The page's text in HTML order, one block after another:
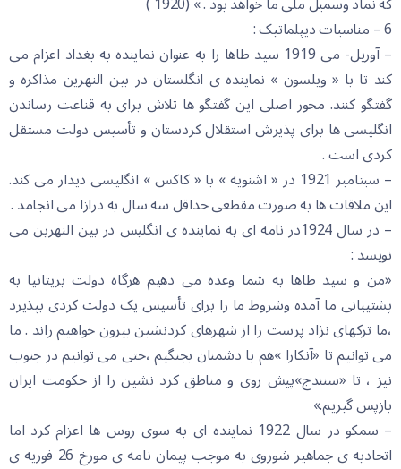
6 – مناسبات دیپلماتیک :
– آوریل- می 1919 سید طاها را به عنوان نماینده به بغداد اعزام می
کند تا با « ویلسون » نماینده ی انگلستان در بین النهرین مذاکره و
گفتگو کنند. محور اصلی این گفتگو ها تلاش برای به قناعت رساندن
انگلیسی ها برای پذیرش استقلال کردستان و تأسیس دولت مستقل
کردی است .
– سبتامبر 1921 در « اشنویه » با « کاکس » انگلیسی دیدار می کند.
این ملاقات ها به صورت مقطعی حداقل سه سال به درازا می انجامد .
– در سال 1924در نامه ای به نماینده ی انگلیس در بین النهرین می
نویسد :
«من و سید طاها به شما وعده می دهیم هرگاه دولت بریتانیا به
پشتیبانی ما آمده وشروط ما را برای تأسیس یک دولت کردی بپذیرد
،ما ترکهای نژاد پرست را از شهرهای کردنشین بیرون خواهیم راند . ما
می توانیم تا «آنکارا »هم با دشمنان بجنگیم ،حتی می توانیم در جنوب
نیز ، تا «سنندج»پیش روی و مناطق کرد نشین را از حکومت ایران
بازپس گیریم.»
– سمکو در سال 1922 نماینده ای به سوی روس ها اعزام کرد اما
اتحادیه ی جماهیر شوروی به موجب پیمان نامه ی مورخ 26 فوریه ی